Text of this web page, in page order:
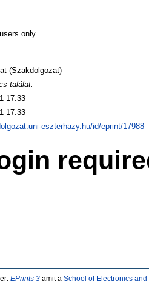
only
(Szakdolgozat)
találat.
17:33
17:33
eszterhazy.hu/id/eprint/17988
EPrints 3 amit a School of Electronics